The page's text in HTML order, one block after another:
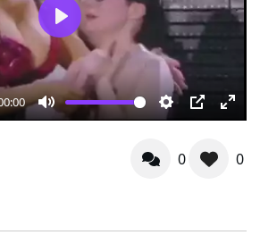
Mute Settings
PIP
Play
0 0